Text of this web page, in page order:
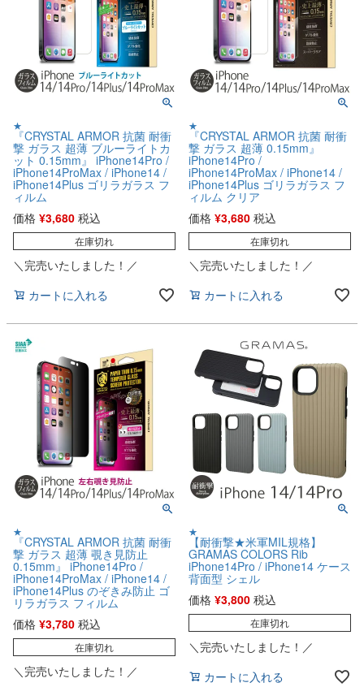
★
『CRYSTAL ARMOR 抗菌 耐衝
撃 ガラス 超薄 ブルーライトカ
ット 0.15mm』 iPhone14Pro /
iPhone14ProMax / iPhone14 /
iPhone14Plus ゴリラガラス フ
ィルム
価格 ¥3,680 税込
在庫切れ
＼完売いたしました！／
カートに入れる
★
『CRYSTAL ARMOR 抗菌 耐衝
撃 ガラス 超薄 0.15mm』
iPhone14Pro /
iPhone14ProMax / iPhone14 /
iPhone14Plus ゴリラガラス フ
ィルム クリア
価格 ¥3,680 税込
在庫切れ
＼完売いたしました！／
カートに入れる
★
『CRYSTAL ARMOR 抗菌 耐衝
撃 ガラス 超薄 覗き見防止
0.15mm』 iPhone14Pro /
iPhone14ProMax / iPhone14 /
iPhone14Plus のぞきみ防止 ゴ
リラガラス フィルム
価格 ¥3,780 税込
在庫切れ
＼完売いたしました！／
★
【耐衝撃★米軍MIL規格】
GRAMAS COLORS Rib
iPhone14Pro / iPhone14 ケース
背面型 シェル
価格 ¥3,800 税込
在庫切れ
＼完売いたしました！／
カートに入れる